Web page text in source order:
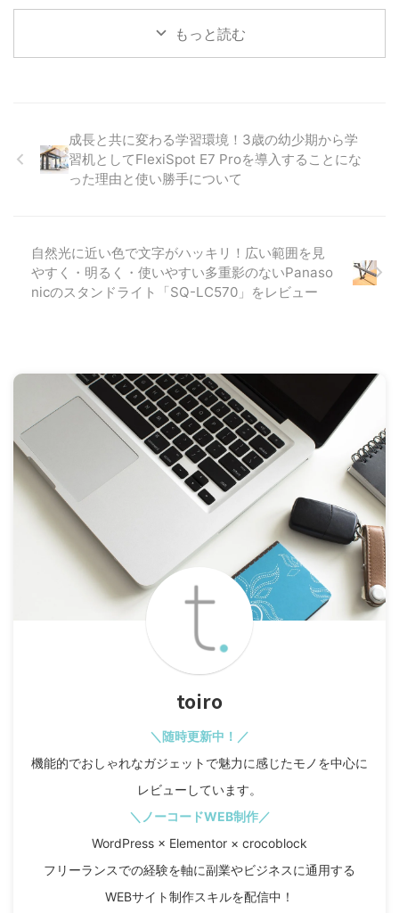
980円（税込）から気軽に始めら
NX Studioが無料でダウンロード
できて利用することができます。
できるため、どなたでも利用でき
るソフトなのですが、現像ソフト
としては必要最低限の機能に限ら
現像する上では、必要十分な機能
が備わっているため、個人で楽し
む ...
着したカメラなどを首からストラ
ップを装着して下げていると、首
持ち上げることすら辛くなってし
まったりと、せっかくの楽しみが
半減してしまうこともあったりし
ャッターチャンスを逃したりして
しまったりして、結局使う回数が
減り、カメラ自体を持 ...
もっと読む
成長と共に変わる学習環境！3歳の幼少期から学
習机としてFlexiSpot E7 Proを導入することにな
った理由と使い勝手について
自然光に近い色で文字がハッキリ！広い範囲を見
やすく・明るく・使いやすい多重影のないPanaso
nicのスタンドライト「SQ-LC570」をレビュー
toiro
＼随時更新中！／
機能的でおしゃれなガジェットで魅力に感じたモノを中心に
レビューしています。
＼ノーコードWEB制作／
WordPress × Elementor × crocoblock
フリーランスでの経験を軸に副業やビジネスに通用する
WEBサイト制作スキルを配信中！